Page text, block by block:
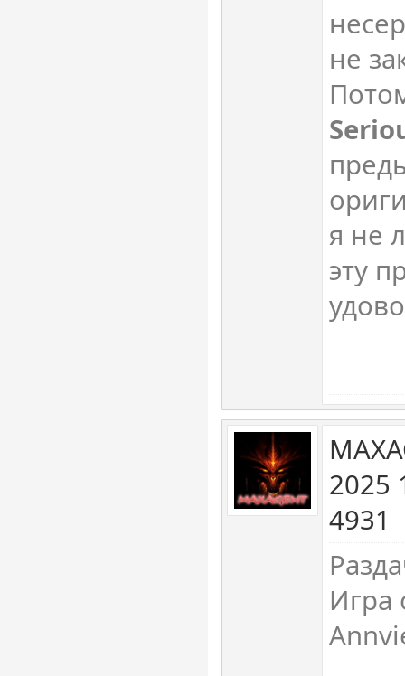
не
я не
эту
2025
4931
Игра